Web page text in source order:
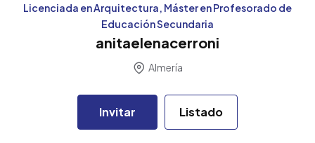
Licenciada en Arquitectura, Máster en Profesorado de
Educación Secundaria
anitaelenacerroni
Almería
Invitar Listado